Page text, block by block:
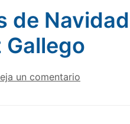
de
Gallego
un comentario